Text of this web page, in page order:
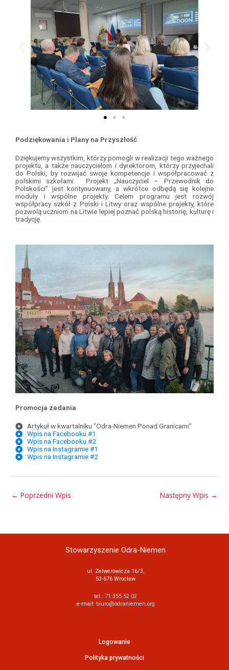
Podziękowania i Plany na Przyszłość
Dziękujemy wszystkim, którzy pomogli w realizacji tego ważnego
projektu, a także nauczycielom i dyrektorom, którzy przyjechali
do Polski, by rozwijać swoje kompetencje i współpracować z
polskimi szkołami. Projekt „Nauczyciel – Przewodnik do
Polskości” jest kontynuowany, a wkrótce odbędą się kolejne
moduły i wspólne projekty. Celem programu jest rozwój
współpracy szkół z Polski i Litwy oraz wspólne projekty, które
pozwolą uczniom na Litwie lepiej poznać polską historię, kulturę i
tradycję.
Promocja zadania
Artykuł w kwartalniku "Odra-Niemen Ponad Granicami"
Wpis na Facebooku #1
Wpis na Facebooku #2
Wpis na Instagramie #1
Wpis na Instagramie #2
← Poprzedni Wpis Następny Wpis →
Stowarzyszenie Odra-Niemen
ul. Zelwerowicza 16/3,
53-676 Wrocław
tel.: 71 355 52 02
e-mail: biuro@odraniemen.org
Logowanie
Polityka prywatności